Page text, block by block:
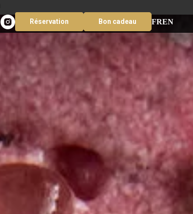
Réservation Bon cadeau FREN